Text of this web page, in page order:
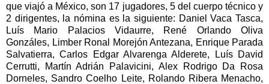
que viajó a México, son 17 jugadores, 5 del cuerpo técnico y
2 dirigentes, la nómina es la siguiente: Daniel Vaca Tasca,
Luís Mario Palacios Vidaurre, René Orlando Oliva
Gonzáles, Limber Ronal Morejón Antezana, Enrique Parada
Salvatierra, Carlos Edgar Alvarenga Alderete, Luís David
Cerrutti, Martín Adrián Palavicini, Alex Rodrigo Da Rosa
Dorneles, Sandro Coelho Leite, Rolando Ribera Menacho,